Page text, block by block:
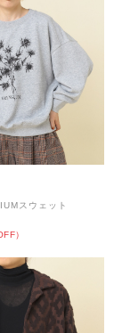
スウェット
）